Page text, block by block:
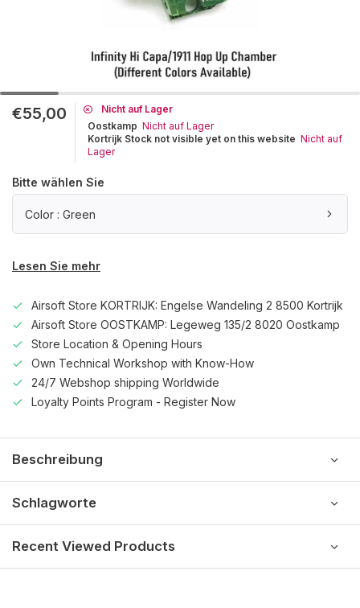
€55,00
Nicht auf Lager
Oostkamp Nicht auf Lager
Kortrijk Stock not visible yet on this website Nicht auf
Lager
Bitte wählen Sie
Color : Green
Lesen Sie mehr
Airsoft Store KORTRIJK: Engelse Wandeling 2 8500 Kortrijk
Airsoft Store OOSTKAMP: Legeweg 135/2 8020 Oostkamp
Store Location & Opening Hours
Own Technical Workshop with Know-How
24/7 Webshop shipping Worldwide
Loyalty Points Program - Register Now
Beschreibung
Schlagworte
Recent Viewed Products